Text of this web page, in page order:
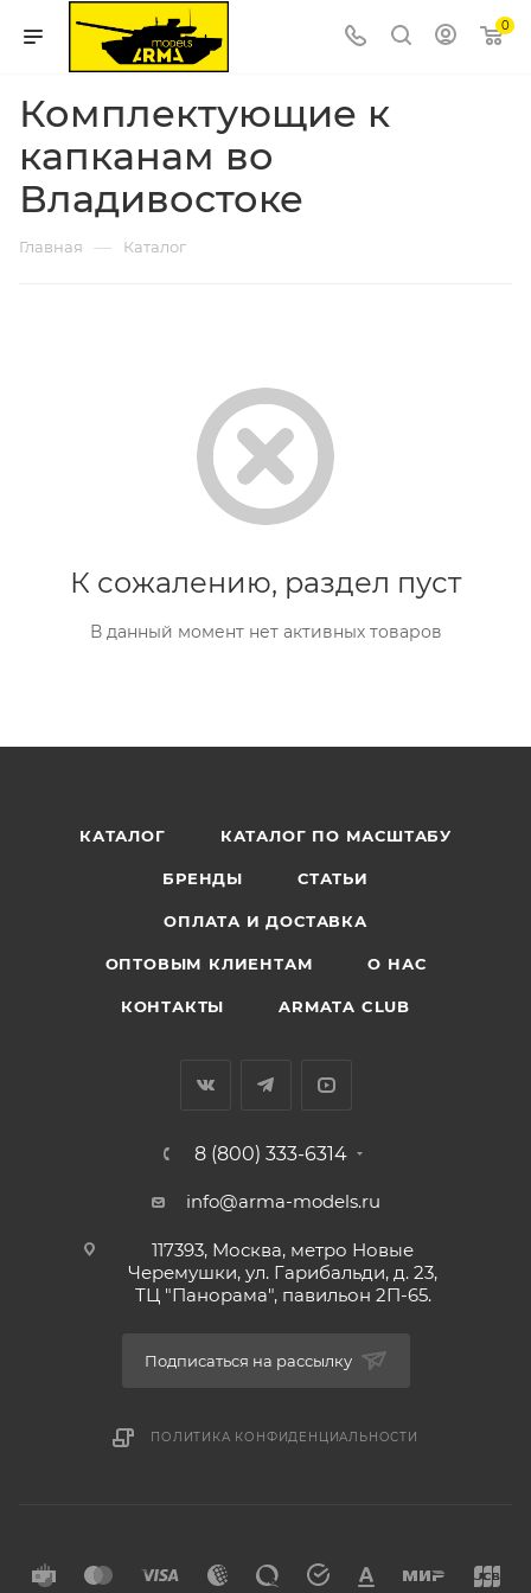
0
Комплектующие к
капканам во
Владивостоке
Главная — Каталог
К сожалению, раздел пуст
В данный момент нет активных товаров
КАТАЛОГ КАТАЛОГ ПО МАСШТАБУ
БРЕНДЫ СТАТЬИ
ОПЛАТА И ДОСТАВКА
ОПТОВЫМ КЛИЕНТАМ О НАС
КОНТАКТЫ ARMATA CLUB
8 (800) 333-6314
info@arma-models.ru
117393, Москва, метро Новые
Черемушки, ул. Гарибальди, д. 23,
ТЦ "Панорама", павильон 2П-65.
Подписаться на рассылку
ПОЛИТИКА КОНФИДЕНЦИАЛЬНОСТИ